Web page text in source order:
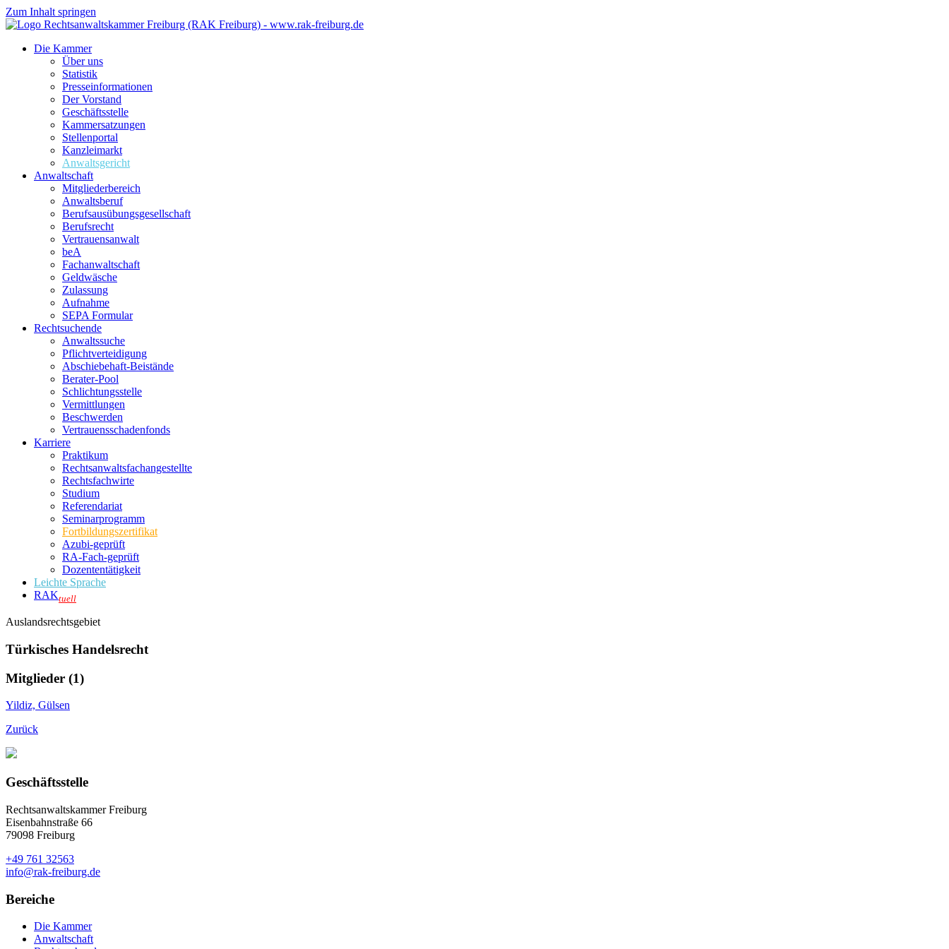
Zum Inhalt springen
Die Kammer
Über uns
Statistik
Presseinformationen
Der Vorstand
Geschäftsstelle
Kammersatzungen
Stellenportal
Kanzleimarkt
Anwaltsgericht
Anwaltschaft
Mitgliederbereich
Anwaltsberuf
Berufsausübungs­gesellschaft
Berufsrecht
Vertrauensanwalt
beA
Fachanwaltschaft
Geldwäsche
Zulassung
Aufnahme
SEPA Formular
Rechtsuchende
Anwaltssuche
Pflichtverteidigung
Abschiebehaft-Beistände
Berater-Pool
Schlichtungsstelle
Vermittlungen
Beschwerden
Vertrauensschadenfonds
Karriere
Praktikum
Rechtsanwalts­fachangestellte
Rechtsfachwirte
Studium
Referendariat
Seminarprogramm
Fortbildungszertifikat
Azubi-geprüft
RA-Fach-geprüft
Dozententätigkeit
Leichte Sprache
RAKtuell
Auslandsrechtsgebiet
Türkisches Handelsrecht
Mitglieder (1)
Yildiz, Gülsen
Zurück
Geschäftsstelle
Rechtsanwaltskammer Freiburg
Eisenbahnstraße 66
79098 Freiburg
+49 761 32563
info@rak-freiburg.de
Bereiche
Die Kammer
Anwaltschaft